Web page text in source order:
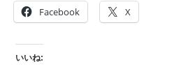
Facebook X
いいね: